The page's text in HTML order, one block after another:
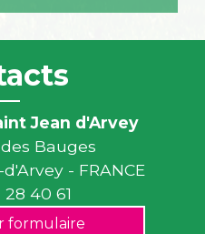
Jean d'Arvey
Bauges
- FRANCE
40 61
formulaire